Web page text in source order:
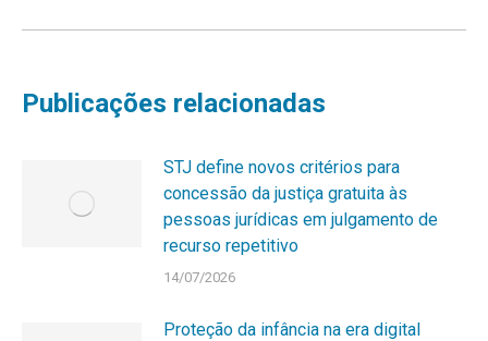
Publicações relacionadas
STJ define novos critérios para
concessão da justiça gratuita às
pessoas jurídicas em julgamento de
recurso repetitivo
14/07/2026
Proteção da infância na era digital